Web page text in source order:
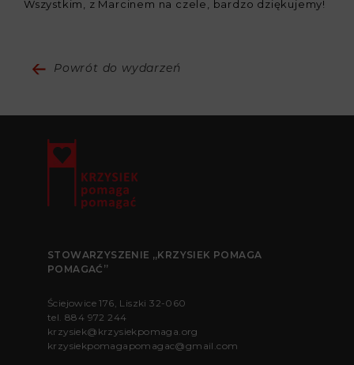
Wszystkim, z Marcinem na czele, bardzo dziękujemy!
Powrót do wydarzeń
STOWARZYSZENIE „KRZYSIEK POMAGA
POMAGAĆ”
Ściejowice 176, Liszki 32-060
tel. 884 972 244
krzysiek@krzysiekpomaga.org
krzysiekpomagapomagac@gmail.com